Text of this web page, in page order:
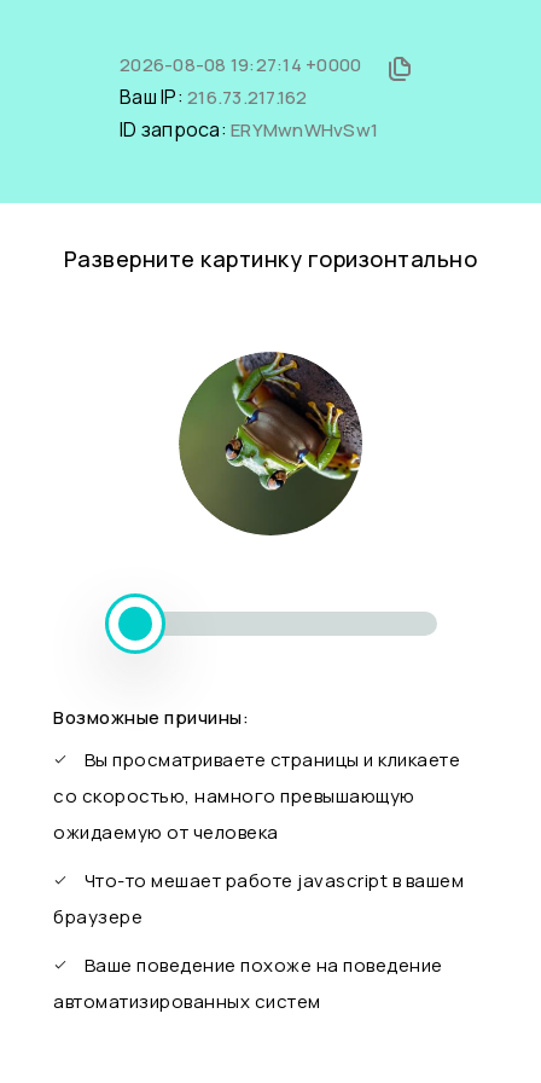
2026-08-08 19:27:14 +0000
Ваш IP: 216.73.217.162
ID запроса: ERYMwnWHvSw1
Разверните картинку горизонтально
Возможные причины:
Вы просматриваете страницы и кликаете
со скоростью, намного превышающую
ожидаемую от человека
Что-то мешает работе javascript в вашем
браузере
Ваше поведение похоже на поведение
автоматизированных систем